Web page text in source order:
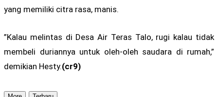
yang memiliki citra rasa, manis.
”Kalau melintas di Desa Air Teras Talo, rugi kalau tidak
membeli duriannya untuk oleh-oleh saudara di rumah,”
demikian Hesty.(cr9)